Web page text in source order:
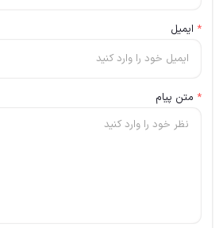
* ایمیل
* متن پیام